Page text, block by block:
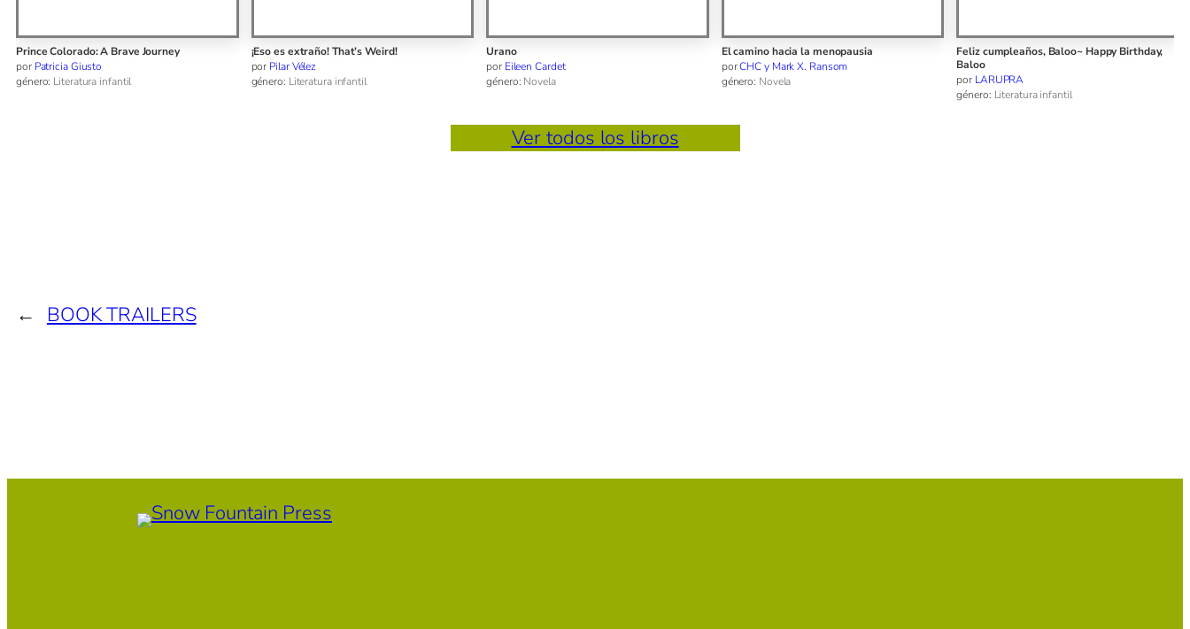
¡Eso es extraño! That’s Weird!
por Pilar Vélez
género: Literatura infantil
Urano
por Eileen Cardet
género: Novela
El camino hacia la menopausia
por CHC y Mark X. Ransom
género: Novela
Feliz cumpleaños, Baloo~ Happy Birthday,
Baloo
porLARUPRA
Anton’s Window ~ La ventana de Antón
porMiguel Ángel Piery
género:Literatura infantil
Ver todos los libros
← BOOK TRAILERS